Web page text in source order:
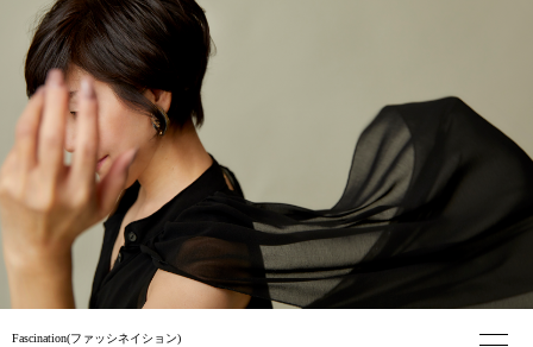
Fascination(ファッシネイション)